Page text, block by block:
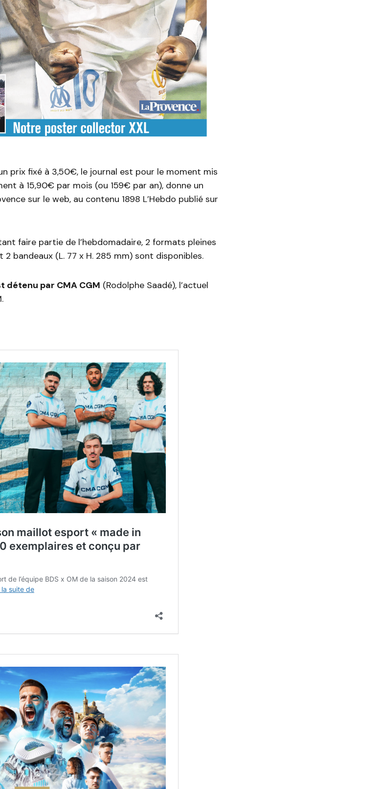
prix fixé à 3,50€, le journal est pour le moment mis
à 15,90€ par mois (ou 159€ par an), donne un
sur le web, au contenu 1898 L’Hebdo publié sur
faire partie de l’hebdomadaire, 2 formats pleines
2 bandeaux (L. 77 x H. 285 mm) sont disponibles.
détenu par CMA CGM (Rodolphe Saadé), l’actuel